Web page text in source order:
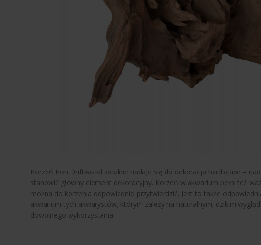
Korzeń Iron Driftwood idealnie nadaje się do dekoracja hardscape –
stanowić główny element dekoracyjny. Korzeń w akwarium pełni też
można do korzenia odpowiednio przytwierdzić. Jest to także
akwarium tych akwarystów, którym zależy na naturalnym, dzikim
dowolnego wykorzystania.